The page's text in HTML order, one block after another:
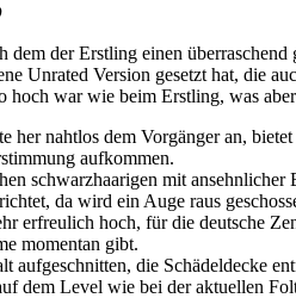
der Erstling einen
Unrated Version gesetzt hat, die
hoch war wie beim Erstling, was
her nahtlos dem Vorgänger an,
aufkommen.
schwarzhaarigen mit
da wird ein Auge raus
erfreulich hoch, für die deutsche
momentan gibt.
aufgeschnitten, die Schädeldecke
dem Level wie bei der aktuellen